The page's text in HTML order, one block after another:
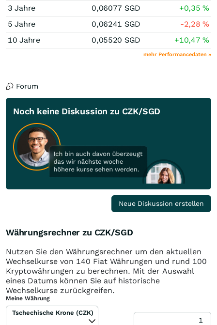
3 Jahre 0,06077 SGD +0,35%
5 Jahre
0,06241 SGD -2,28%
10 Jahre
0,05520 SGD +10,47%
mehr Performancedaten »
Forum
Noch keine Diskussion zu CZK/SGD
Neue Diskussion erstellen
Währungsrechner zu CZK/SGD
Nutzen Sie den Währungsrechner um den aktuellen
Wechselkurse von 140 Fiat Währungen und rund 100
Kryptowährungen zu berechnen. Mit der Auswahl
eines Datums können Sie auf historische
Wechselkurse zurückgreifen.
Meine Währung
Tschechische Krone (CZK)